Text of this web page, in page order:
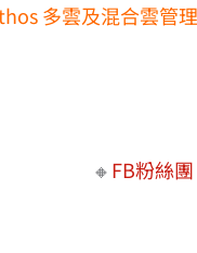
多雲及混合雲管
🔸FB粉絲團